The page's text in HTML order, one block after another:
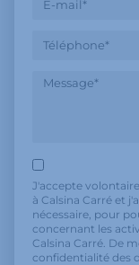
J'accepte
à Calsina Carré et
nécessaire, pour
concernant les
Calsina Carré. De
confidentialité des